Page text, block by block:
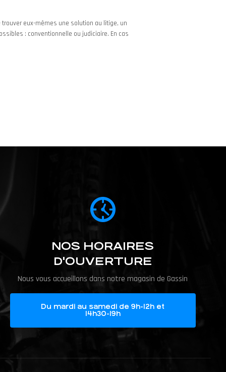
eux-mêmes une solution au litige, un
: conventionnelle ou judiciaire. En cas
NOS HORAIRES
D'OUVERTURE
Nous vous accueillons dans notre magasin de Gassin
Du mardi au samedi de 9h-12h et
14h30-19h